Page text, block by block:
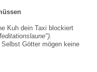
Kuh dein Taxi blockiert
").
Götter mögen keine